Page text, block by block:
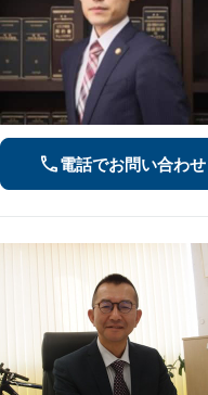
電話でお問い合わせ